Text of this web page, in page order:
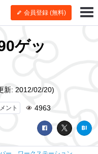
会員登録 (無料)
ゲッ
ント 4963
新: 2012/02/20)